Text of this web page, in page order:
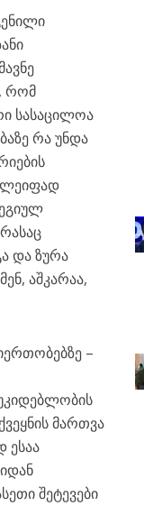
რომ
სასაცილოა
რა უნდა
და ზურა
აშკარაა,
–
მართვა
ესაა
შეტევები